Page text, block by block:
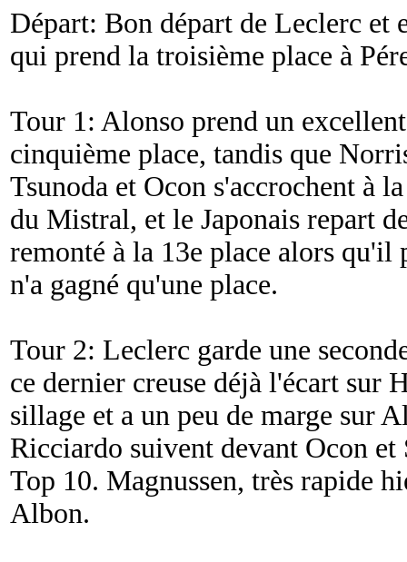
Départ: Bon départ de Leclerc
qui prend la troisième place à
Tour 1: Alonso prend un
cinquième place, tandis que
Tsunoda et Ocon s'accrochent à
du Mistral, et le Japonais repart
remonté à la 13e place alors qu'il
n'a gagné qu'une place.
Tour 2: Leclerc garde une
ce dernier creuse déjà l'écart sur
sillage et a un peu de marge sur
Ricciardo suivent devant Ocon
Top 10. Magnussen, très rapide
Albon.